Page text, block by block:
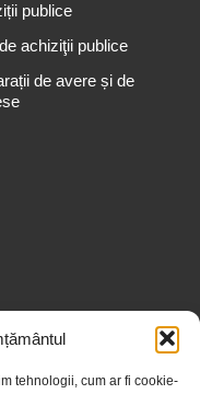
tehnologii, cum ar fi cookie-
publice
achiziţii publice
de avere și de